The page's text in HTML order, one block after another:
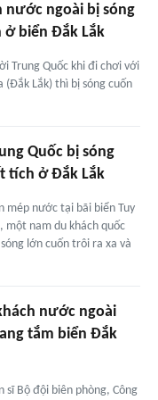
nước ngoài bị sóng
biển Đắk Lắk
Trung Quốc khi đi chơi với
(Đắk Lắk) thì bị sóng cuốn
Quốc bị sóng
tích ở Đắk Lắk
mép nước tại bãi biển Tuy
một nam du khách quốc
lớn cuốn trôi ra xa và
nước ngoài
tắm biển Đắk
sĩ Bộ đội biên phòng, Công